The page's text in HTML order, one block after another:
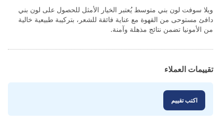
ويلا سوفت لون بني متوسط يُعتبر الخيار الأمثل للحصول على لون بني
دافئ مستوحى من القهوة مع عناية فائقة للشعر، بتركيبة طبيعية خالية
من الأمونيا تضمن نتائج مذهلة وآمنة.
تقييمات العملاء
اكتب تقييم